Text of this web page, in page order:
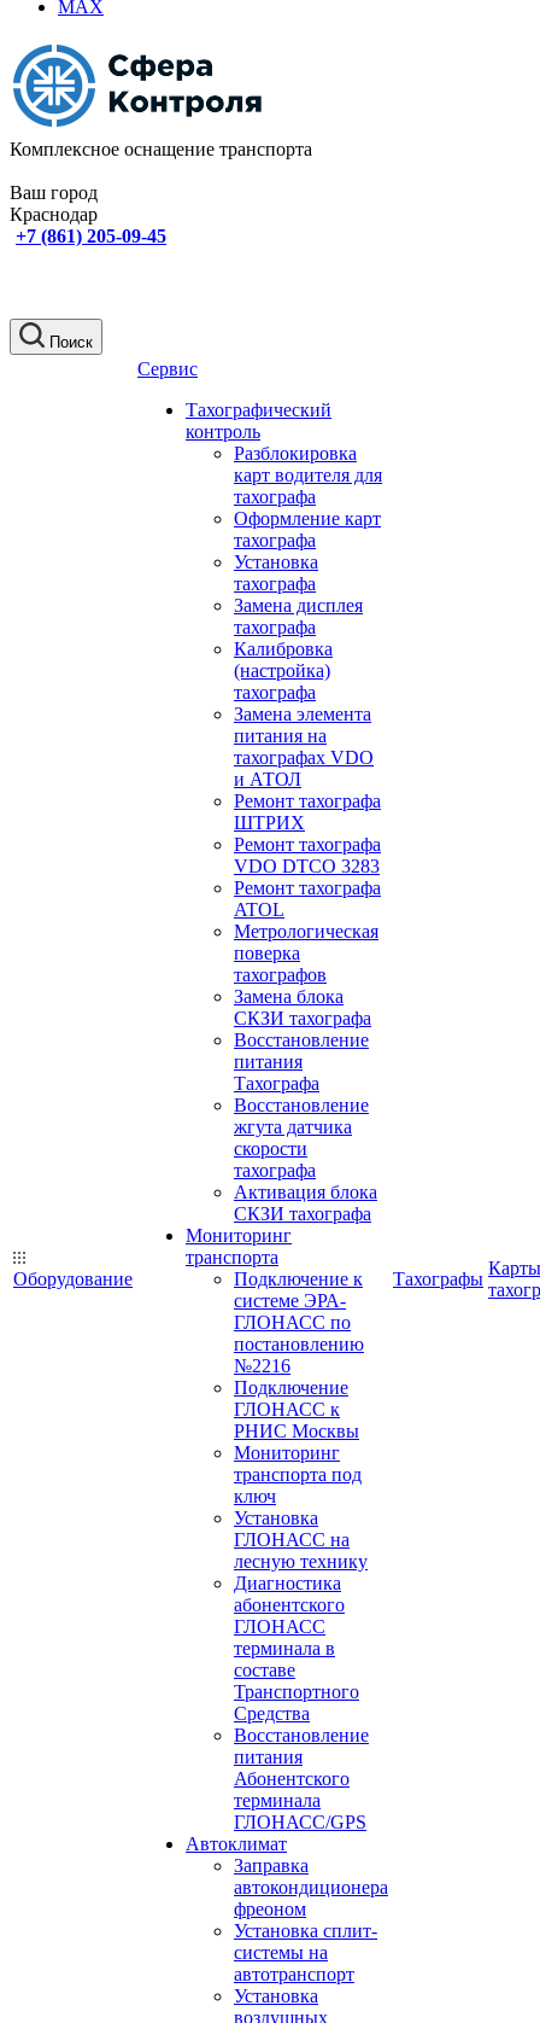
MAX
Комплексное оснащение транспорта
Ваш город
Краснодар
+7 (861) 205-09-45
Поиск
Оборудование
Сервис
Тахографический
контроль
Разблокировка
карт водителя для
тахографа
Оформление карт
тахографа
Установка
тахографа
Замена дисплея
тахографа
Калибровка
(настройка)
тахографа
Замена элемента
питания на
тахографах VDO
и АТОЛ
Ремонт тахографа
ШТРИХ
Ремонт тахографа
VDO DTCO 3283
Ремонт тахографа
ATOL
Метрологическая
поверка
тахографов
Замена блока
СКЗИ тахографа
Восстановление
питания
Тахографа
Восстановление
жгута датчика
скорости
тахографа
Активация блока
СКЗИ тахографа
Мониторинг
транспорта
Подключение к
системе ЭРА-
ГЛОНАСС по
постановлению
№2216
Подключение
ГЛОНАСС к
РНИС Москвы
Мониторинг
транспорта под
ключ
Установка
ГЛОНАСС на
лесную технику
Диагностика
абонентского
ГЛОНАСС
терминала в
составе
Транспортного
Средства
Восстановление
питания
Абонентского
терминала
ГЛОНАСС/GPS
Автоклимат
Заправка
автокондиционера
фреоном
Установка сплит-
системы на
автотранспорт
Установка
воздушных
Тахографы
Карты